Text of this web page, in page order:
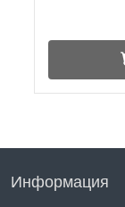
Информация